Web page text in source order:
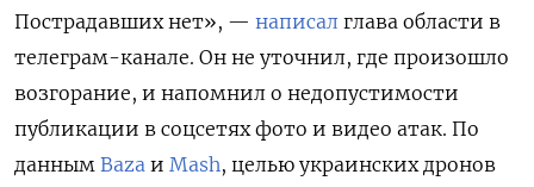
Пострадавших нет», — написал глава области в
телеграм-канале. Он не уточнил, где произошло
возгорание, и напомнил о недопустимости
публикации в соцсетях фото и видео атак. По
данным Baza и Mash, целью украинских дронов